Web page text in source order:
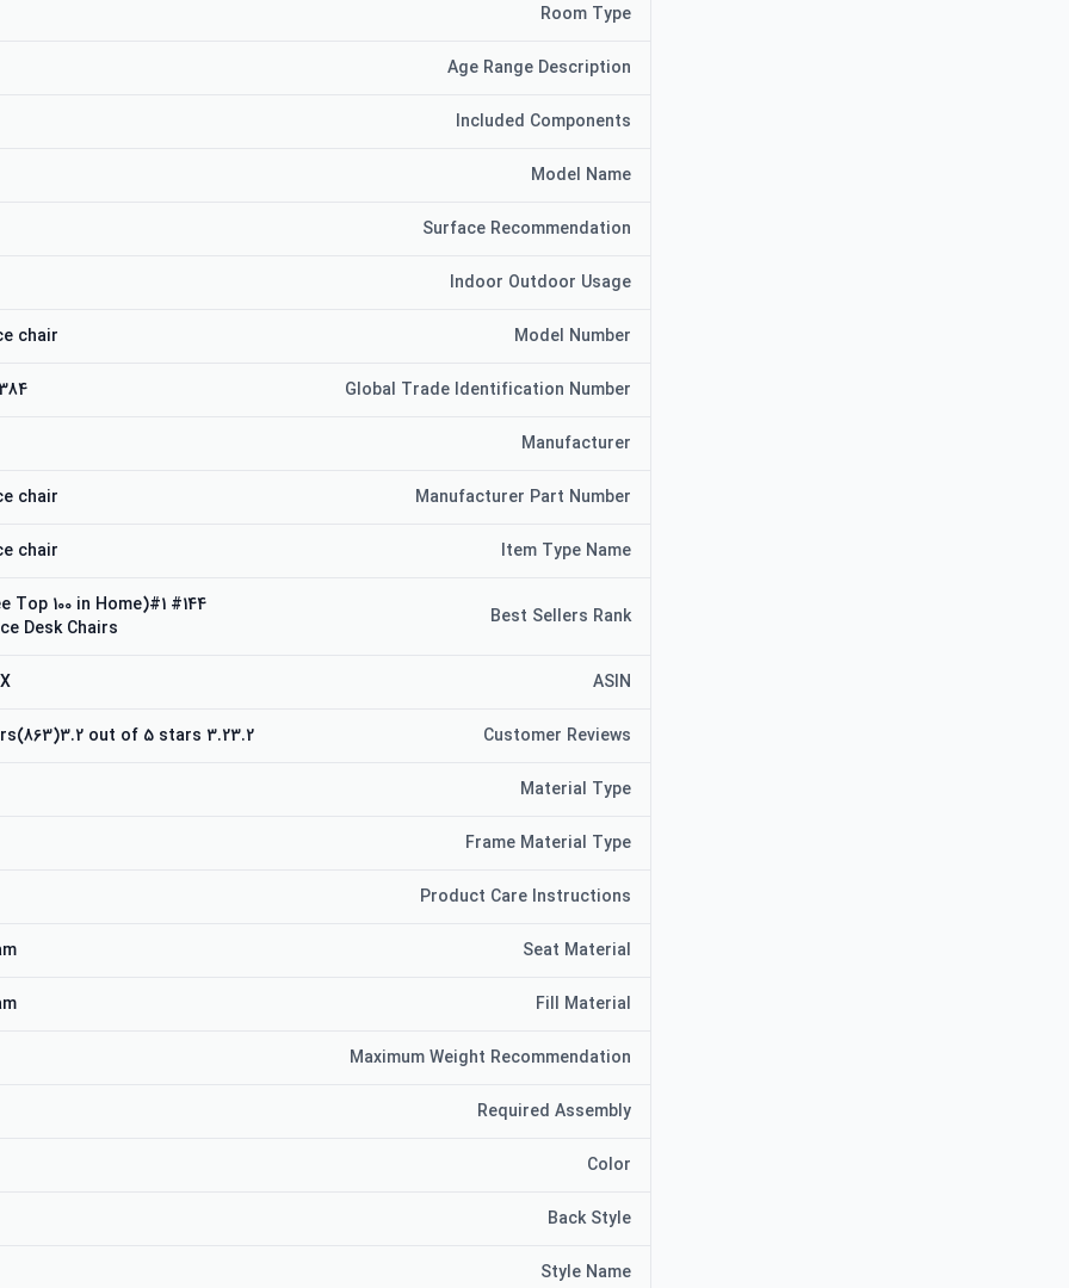
Room Type
Age Range Description
Included Components
Model Name
Surface Recommendation
Indoor Outdoor Usage
Model Number
chair
Global Trade Identification Number
Manufacturer
Manufacturer Part Number
chair
Item Type Name
chair
Best Sellers Rank
Top 100 in Home)#1
Desk Chairs
ASIN
Customer Reviews
3.23.2 out of 5 stars(863)3.2 out of 5 stars
Material Type
Frame Material Type
Product Care Instructions
Seat Material
Fill Material
Maximum Weight Recommendation
Required Assembly
Color
Back Style
Style Name